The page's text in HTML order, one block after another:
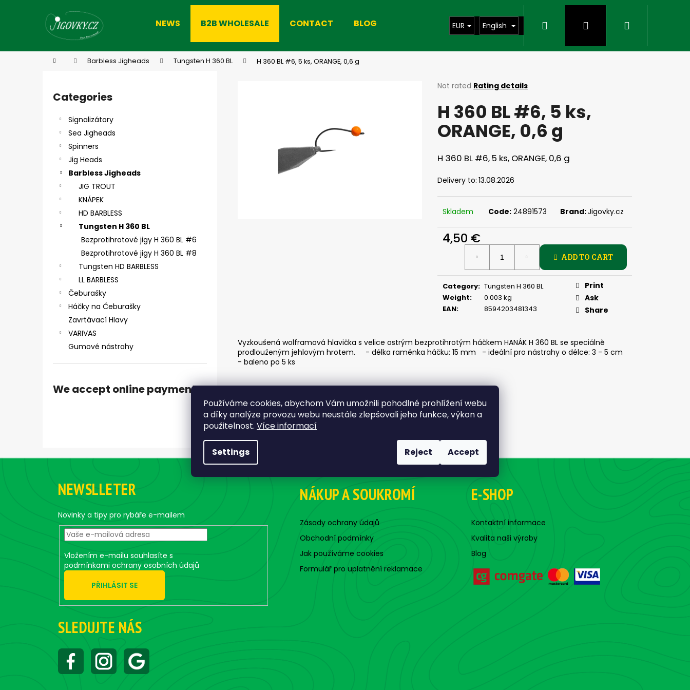
Používáme cookies, abychom Vám umožnili pohodlné prohlížení webu
a díky analýze provozu webu neustále zlepšovali jeho funkce, výkon a
použitelnost. Více informací
Settings Reject Accept
NEWS B2B WHOLESALE CONTACT BLOG EUR English Search Login Shopping
Home Barbless Jigheads Tungsten H 360 BL H 360 BL #6, 5 ks, ORANGE, 0,6 g
Skip
categories
Categories
Signalizátory
Sea Jigheads
Spinners
Jig Heads
Barbless Jigheads
JIG TROUT
KNÁPEK
HD BARBLESS
Tungsten H 360 BL
Bezprotihrotové jigy H 360 BL #6
Bezprotihrotové jigy H 360 BL #8
Tungsten HD BARBLESS
LL BARBLESS
Čeburašky
Háčky na Čeburašky
Zavrtávací Hlavy
VARIVAS
Gumové nástrahy
We accept online payments
The
product
rating
is
0,0
of
5
Not rated Rating details
H 360 BL #6, 5 ks,
ORANGE, 0,6 g
H 360 BL #6, 5 ks, ORANGE, 0,6 g
Delivery to: 13.08.2026
Skladem Code: 24891573 Brand:Jigovky.cz
4,50 €
Measure
ADD TO CART
Category: Tungsten H 360 BL
Weight:
0.003 kg
EAN: 8594203481343
Print
Ask
Share
Vyzkoušená wolframová hlavička s velice ostrým bezprotihrotým háčkem HANÁK H 360 BL se speciálně
prodlouženým jehlovým hrotem. - délka raménka háčku: 15 mm - ideální pro nástrahy o délce: 3 - 5 cm
- baleno po 5 ks
Back
Back
What are you looking for?
We recommend
Next
ČIHÁTKO POD PRUT - 30 MM
ČIHÁTKO PŘED ŠPIČKU - KULIČKA 30 MM
F
NEWSLLETER
Novinky a tipy pro rybáře e-mailem
Vložením e-mailu souhlasíte s
podmínkami ochrany osobních údajů
PŘIHLÁSIT SE
SLEDUJTE NÁS
NÁKUP A SOUKROMÍ
Zásady ochrany údajů
Obchodní podmínky
Jak používáme cookies
Formulář pro uplatnění reklamace
E-SHOP
Kontaktní informace
Kvalita naši výroby
Blog